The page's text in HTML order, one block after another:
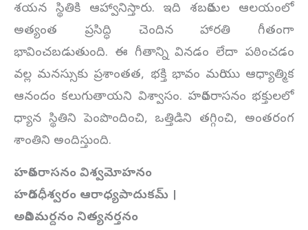
శయన స్థితికి ఆహ్వానిస్తారు. ఇది శబరిమల ఆలయంలో
అత్యంత ప్రసిద్ధి చెందిన హారతి గీతంగా
భావించబడుతుంది. ఈ గీతాన్ని వినడం లేదా పఠించడం
వల్ల మనస్సుకు ప్రశాంతత, భక్తి భావం మరియు ఆధ్యాత్మిక
ఆనందం కలుగుతాయని విశ్వాసం. హరివరాసనం భక్తులలో
ధ్యాన స్థితిని పెంపొందించి, ఒత్తిడిని తగ్గించి, అంతరంగ
శాంతిని అందిస్తుంది.
హరివరాసనం విశ్వమోహనం
హరిదధీశ్వరం ఆరాధ్యపాదుకమ్ ।
అరివిమర్దనం నిత్యనర్తనం